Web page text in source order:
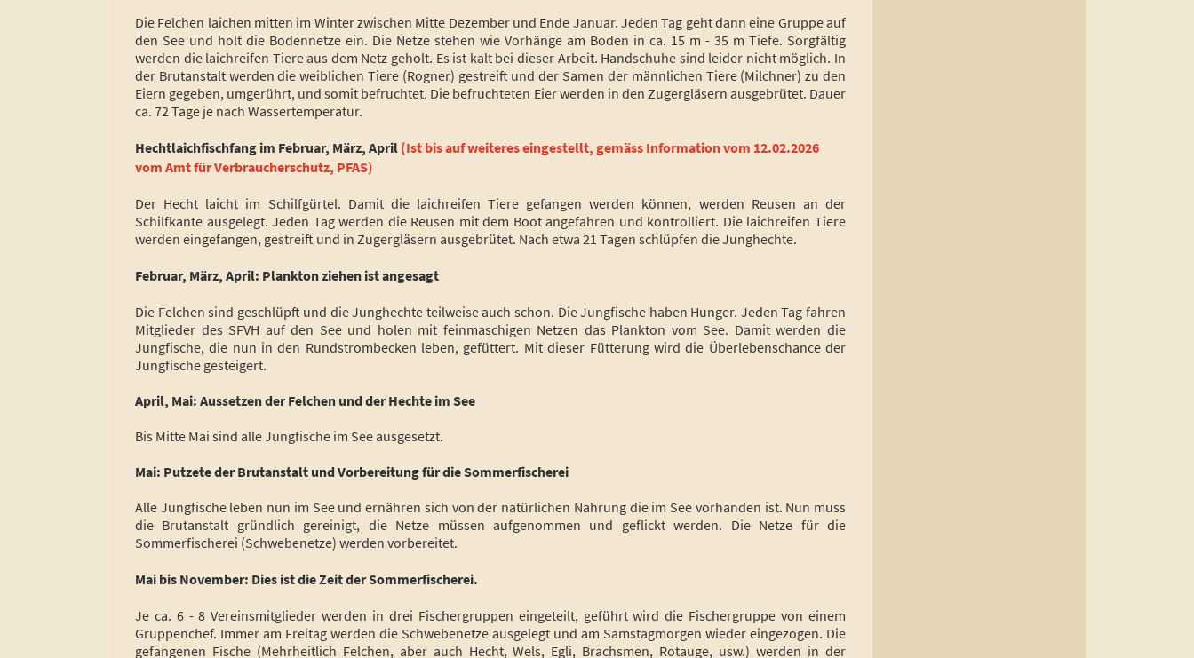
Die Felchen laichen mitten im Winter zwischen Mitte Dezember und Ende Januar. Jeden Tag geht dann eine Gruppe auf
den See und holt die Bodennetze ein. Die Netze stehen wie Vorhänge am Boden in ca. 15 m - 35 m Tiefe. Sorgfältig
werden die laichreifen Tiere aus dem Netz geholt. Es ist kalt bei dieser Arbeit. Handschuhe sind leider nicht möglich. In
der Brutanstalt werden die weiblichen Tiere (Rogner) gestreift und der Samen der männlichen Tiere (Milchner) zu den
Eiern gegeben, umgerührt, und somit befruchtet. Die befruchteten Eier werden in den Zugergläsern ausgebrütet. Dauer
ca. 72 Tage je nach Wassertemperatur.
Hechtlaichfischfang im Februar, März, April (Ist bis auf weiteres eingestellt, gemäss Information vom 12.02.2026
vom Amt für Verbraucherschutz, PFAS)
Der Hecht laicht im Schilfgürtel. Damit die laichreifen Tiere gefangen werden können, werden Reusen an der
Schilfkante ausgelegt. Jeden Tag werden die Reusen mit dem Boot angefahren und kontrolliert. Die laichreifen Tiere
werden eingefangen, gestreift und in Zugergläsern ausgebrütet. Nach etwa 21 Tagen schlüpfen die Junghechte.
Februar, März, April: Plankton ziehen ist angesagt
Die Felchen sind geschlüpft und die Junghechte teilweise auch schon. Die Jungfische haben Hunger. Jeden Tag fahren
Mitglieder des SFVH auf den See und holen mit feinmaschigen Netzen das Plankton vom See. Damit werden die
Jungfische, die nun in den Rundstrombecken leben, gefüttert. Mit dieser Fütterung wird die Überlebenschance der
Jungfische gesteigert.
April, Mai: Aussetzen der Felchen und der Hechte im See
Bis Mitte Mai sind alle Jungfische im See ausgesetzt.
Mai: Putzete der Brutanstalt und Vorbereitung für die Sommerfischerei
Alle Jungfische leben nun im See und ernähren sich von der natürlichen Nahrung die im See vorhanden ist. Nun muss
die Brutanstalt gründlich gereinigt, die Netze müssen aufgenommen und geflickt werden. Die Netze für die
Sommerfischerei (Schwebenetze) werden vorbereitet.
Mai bis November: Dies ist die Zeit der Sommerfischerei.
Je ca. 6 - 8 Vereinsmitglieder werden in drei Fischergruppen eingeteilt, geführt wird die Fischergruppe von einem
Gruppenchef. Immer am Freitag werden die Schwebenetze ausgelegt und am Samstagmorgen wieder eingezogen. Die
gefangenen Fische (Mehrheitlich Felchen, aber auch Hecht, Wels, Egli, Brachsmen, Rotauge, usw.) werden in der